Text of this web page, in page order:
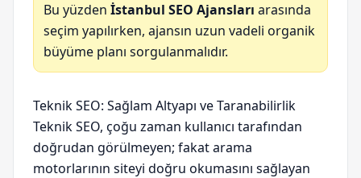
Bu yüzden İstanbul SEO Ajansları arasında
seçim yapılırken, ajansın uzun vadeli organik
büyüme planı sorgulanmalıdır.
Teknik SEO: Sağlam Altyapı ve Taranabilirlik
Teknik SEO, çoğu zaman kullanıcı tarafından
doğrudan görülmeyen; fakat arama
motorlarının siteyi doğru okumasını sağlayan